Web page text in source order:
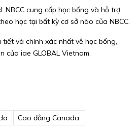
NBCC cung cấp học bổng và hỗ trợ
học tại bất kỳ cơ sở nào của NBCC.
và chính xác nhất về học bổng,
của iae GLOBAL Vietnam.
Cao đẳng Canada.